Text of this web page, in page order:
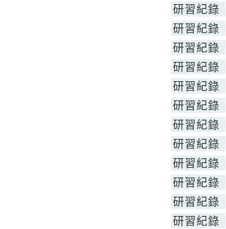
研習紀錄
研習紀錄
研習紀錄
研習紀錄
研習紀錄
研習紀錄
研習紀錄
研習紀錄
研習紀錄
研習紀錄
研習紀錄
研習紀錄